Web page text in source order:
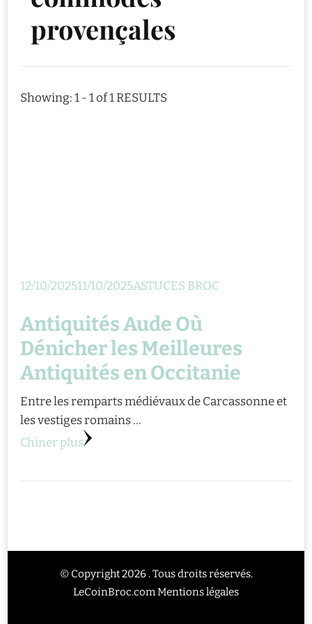
provençales
Showing: 1 - 1 of 1 RESULTS
12/10/202511/10/2025ASTUCES BROC
Antiquités Aude Où
Dénicher les Meilleures
Antiquités en Occitanie
Entre les remparts médiévaux de Carcassonne et
les vestiges romains …
Chiner plus
© Copyright 2026 . Tous droits réservés.
LeCoinBroc.comMentions légales